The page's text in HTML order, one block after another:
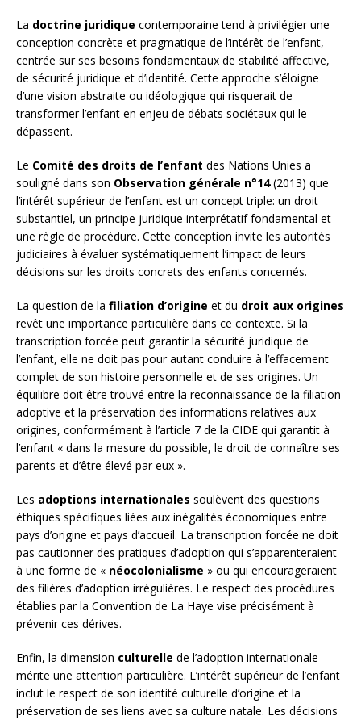
La doctrine juridique contemporaine tend à privilégier une
conception concrète et pragmatique de l’intérêt de l’enfant,
centrée sur ses besoins fondamentaux de stabilité affective,
de sécurité juridique et d’identité. Cette approche s’éloigne
d’une vision abstraite ou idéologique qui risquerait de
transformer l’enfant en enjeu de débats sociétaux qui le
dépassent.
Le Comité des droits de l’enfant des Nations Unies a
souligné dans son Observation générale n°14(2013) que
l’intérêt supérieur de l’enfant est un concept triple: un droit
substantiel, un principe juridique interprétatif fondamental et
une règle de procédure. Cette conception invite les autorités
judiciaires à évaluer systématiquement l’impact de leurs
décisions sur les droits concrets des enfants concernés.
La question de la filiation d’origine et du droit aux origines
revêt une importance particulière dans ce contexte. Si la
transcription forcée peut garantir la sécurité juridique de
l’enfant, elle ne doit pas pour autant conduire à l’effacement
complet de son histoire personnelle et de ses origines. Un
équilibre doit être trouvé entre la reconnaissance de la filiation
adoptive et la préservation des informations relatives aux
origines, conformément à l’article 7 de la CIDE qui garantit à
l’enfant « dans la mesure du possible, le droit de connaître ses
parents et d’être élevé par eux ».
Les adoptions internationales soulèvent des questions
éthiques spécifiques liées aux inégalités économiques entre
pays d’origine et pays d’accueil. La transcription forcée ne doit
pas cautionner des pratiques d’adoption qui s’apparenteraient
à une forme de « néocolonialisme » ou qui encourageraient
des filières d’adoption irrégulières. Le respect des procédures
établies par la Convention de La Haye vise précisément à
prévenir ces dérives.
Enfin, la dimension culturelle de l’adoption internationale
mérite une attention particulière. L’intérêt supérieur de l’enfant
inclut le respect de son identité culturelle d’origine et la
préservation de ses liens avec sa culture natale. Les décisions